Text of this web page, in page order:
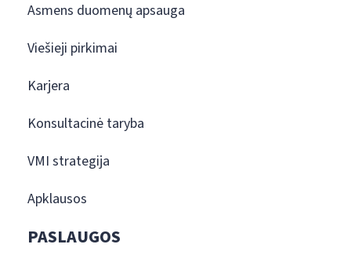
Asmens duomenų apsauga
Viešieji pirkimai
Karjera
Konsultacinė taryba
VMI strategija
Apklausos
PASLAUGOS